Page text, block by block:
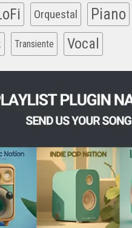
Orquestal Piano
Transiente Vocal